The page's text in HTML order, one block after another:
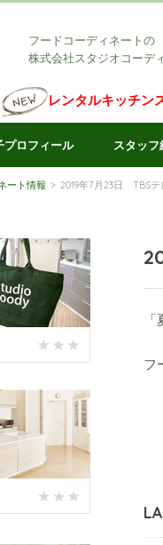
フードコーディネートの
株式会社スタジオコーデ
レンタルキッチン
プロフィール スタッフ
ート情報 > 2019年7月23日 TBS
フ